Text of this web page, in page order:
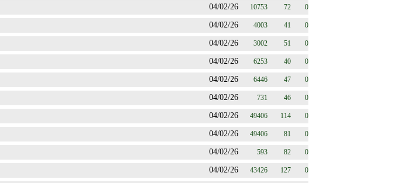
04/02/26 10753 72 0
04/02/26 4003 41 0
04/02/26 3002 51 0
04/02/26 6253 40 0
04/02/26 6446 47 0
04/02/26 731 46 0
04/02/26 49406 114 0
04/02/26 49406 81 0
04/02/26 593 82 0
04/02/26 43426 127 0